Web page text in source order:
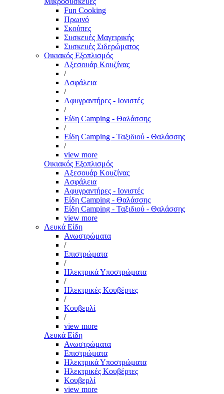
Fun Cooking
Πρωινό
Σκούπες
Συσκευές Μαγειρικής
Συσκευές Σιδερώματος
Οικιακός Εξοπλισμός
Αξεσουάρ Κουζίνας
/
Ασφάλεια
/
Αφυγραντήρες - Ιονιστές
/
Είδη Camping - Θαλάσσης
/
Είδη Camping - Ταξιδιού - Θαλάσσης
/
view more
Οικιακός Εξοπλισμός
Αξεσουάρ Κουζίνας
Ασφάλεια
Αφυγραντήρες - Ιονιστές
Είδη Camping - Θαλάσσης
Είδη Camping - Ταξιδιού - Θαλάσσης
view more
Λευκά Είδη
Ανωστρώματα
/
Επιστρώματα
/
Ηλεκτρικά Υποστρώματα
/
Ηλεκτρικές Κουβέρτες
/
Κουβερλί
/
view more
Λευκά Είδη
Ανωστρώματα
Επιστρώματα
Ηλεκτρικά Υποστρώματα
Ηλεκτρικές Κουβέρτες
Κουβερλί
view more